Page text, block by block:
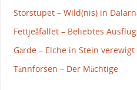
Storstupet – Wild(nis) in
Fettjeåfallet – Beliebtes
Gärde – Elche in Stein verewigt
Tännforsen – Der Mächtige